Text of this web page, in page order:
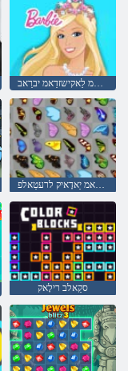
עדָאמ לַאקישזדַאמ יברַאב
גנָאשזדהַאמ יַאדָאיק לרעטַאלפ
סקַאלב רילָאק